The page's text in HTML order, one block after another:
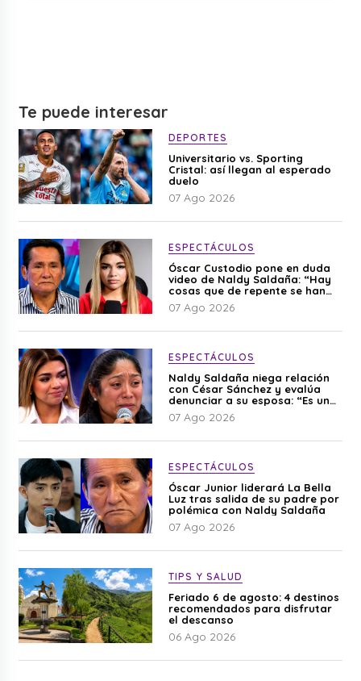
Te puede interesar
DEPORTES
Universitario vs. Sporting
Cristal: así llegan al esperado
duelo
07 Ago 2026
ESPECTÁCULOS
Óscar Custodio pone en duda
video de Naldy Saldaña: “Hay
cosas que de repente se han
editado”
07 Ago 2026
ESPECTÁCULOS
Naldy Saldaña niega relación
con César Sánchez y evalúa
denunciar a su esposa: “Es una
difamación”
07 Ago 2026
ESPECTÁCULOS
Óscar Junior liderará La Bella
Luz tras salida de su padre por
polémica con Naldy Saldaña
07 Ago 2026
TIPS Y SALUD
Feriado 6 de agosto: 4 destinos
recomendados para disfrutar
el descanso
06 Ago 2026